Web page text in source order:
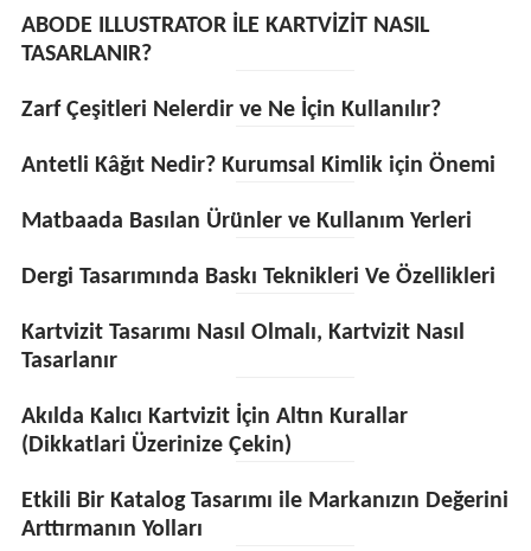
ABODE ILLUSTRATOR İLE KARTVİZİT NASIL
TASARLANIR?
Zarf Çeşitleri Nelerdir ve Ne İçin Kullanılır?
Antetli Kâğıt Nedir? Kurumsal Kimlik için Önemi
Matbaada Basılan Ürünler ve Kullanım Yerleri
Dergi Tasarımında Baskı Teknikleri Ve Özellikleri
Kartvizit Tasarımı Nasıl Olmalı, Kartvizit Nasıl
Tasarlanır
Akılda Kalıcı Kartvizit İçin Altın Kurallar
(Dikkatlari Üzerinize Çekin)
Etkili Bir Katalog Tasarımı ile Markanızın Değerini
Arttırmanın Yolları